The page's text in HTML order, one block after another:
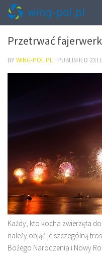
INNE
Przetrwać
BYWING-POL.PL · PUBLISHED 23
Każdy, kto kocha zwierzęta
należy objąć je szczególną
Bożego Narodzenia i Nowy